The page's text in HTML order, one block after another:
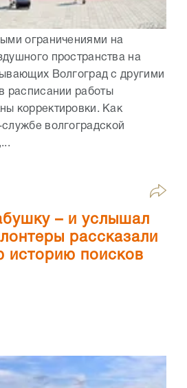
ограничениями на
пространства на
Волгоград с другими
расписании работы
корректировки. Как
волгоградской
– и услышал
рассказали
историю поисков